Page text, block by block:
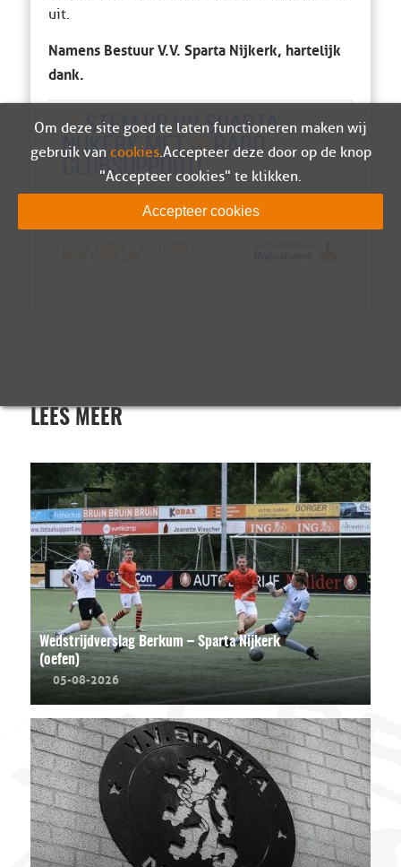
uit.
Namens Bestuur V.V. Sparta Nijkerk, hartelijk
dank.
LEES MEER
Wedstrijdverslag Berkum – Sparta Nijkerk
(oefen)
05-08-2026
Om deze site goed te laten functioneren maken wij
gebruik van cookies. Accepteer deze door op de knop
"Accepteer cookies" te klikken.
Accepteer cookies